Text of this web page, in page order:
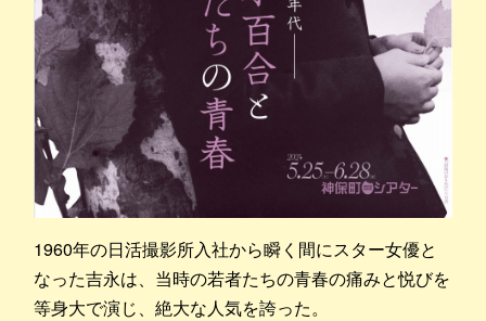
1960年の日活撮影所入社から瞬く間にスター女優と
なった吉永は、当時の若者たちの青春の痛みと悦びを
等身大で演じ、絶大な人気を誇った。